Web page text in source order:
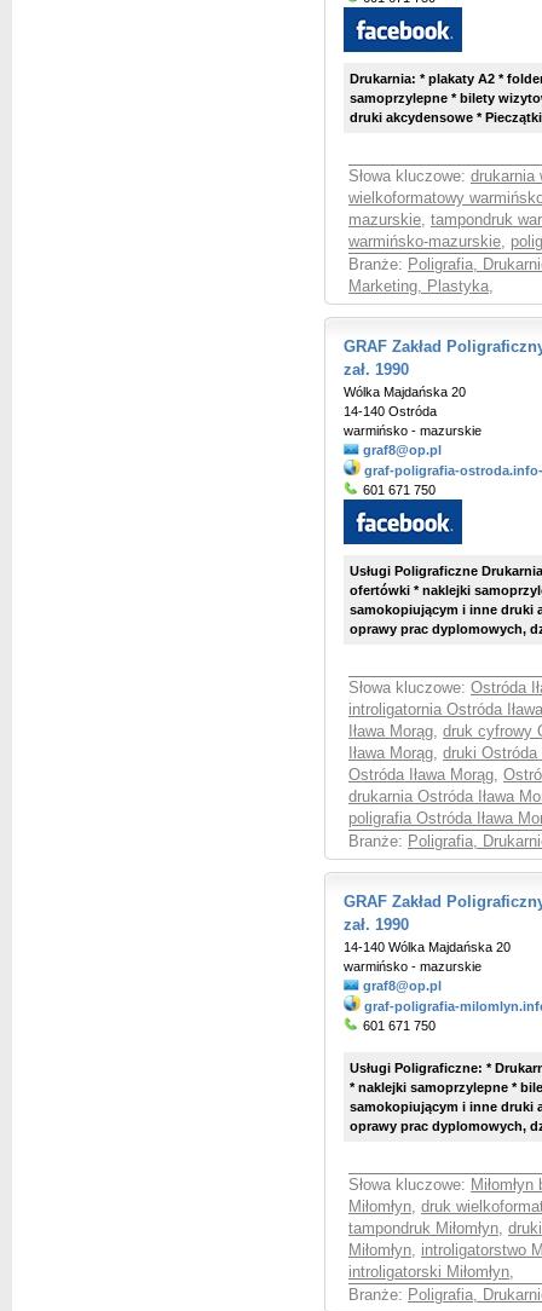
Drukarnia: * plakaty A2 *
samoprzylepne * bilety
druki akcydensowe *
Słowa kluczowe: drukarnia
wielkoformatowy
mazurskie, tampondruk
warmińsko-mazurskie,
Branże: Poligrafia,
Marketing, Plastyka,
GRAF Zakład
zał. 1990
Wólka Majdańska 20
14-140 Ostróda
warmińsko - mazurskie
graf8@op.pl
graf-poligrafia-
601 671 750
Usługi Poligraficzne
ofertówki * naklejki
samokopiującym i inne druki
oprawy prac dyplomowych,
Słowa kluczowe: Ostróda
introligatornia Ostróda
Iława Morąg, druk cyfrowy
Iława Morąg, druki Ostróda
Ostróda Iława Morąg,
drukarnia Ostróda Iława
poligrafia Ostróda Iława
Branże: Poligrafia,
GRAF Zakład
zał. 1990
14-140 Wólka Majdańska 20
warmińsko - mazurskie
graf8@op.pl
graf-poligrafia-
601 671 750
Usługi Poligraficzne: *
* naklejki samoprzylepne *
samokopiującym i inne druki
oprawy prac dyplomowych,
Słowa kluczowe:
Miłomłyn, druk
tampondruk Miłomłyn,
Miłomłyn, introligatorstwo
introligatorski Miłomłyn,
Branże: Poligrafia,